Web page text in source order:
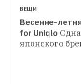
ХОЧУ/МОГУ
необычном
ВЕЩИ
Весенне-
for Uniqlo
японского